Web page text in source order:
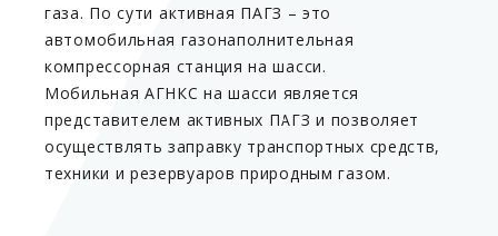
газа. По сути активная ПАГЗ – это
автомобильная газонаполнительная
компрессорная станция на шасси.
Мобильная АГНКС на шасси является
представителем активных ПАГЗ и позволяет
осуществлять заправку транспортных средств,
техники и резервуаров природным газом.